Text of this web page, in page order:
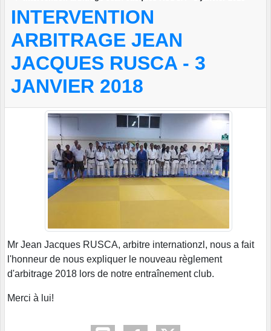
INTERVENTION
ARBITRAGE JEAN
JACQUES RUSCA - 3
JANVIER 2018
Mr Jean Jacques RUSCA, arbitre internationzl, nous a fait
l'honneur de nous expliquer le nouveau règlement
d'arbitrage 2018 lors de notre entraînement club.
Merci à lui!